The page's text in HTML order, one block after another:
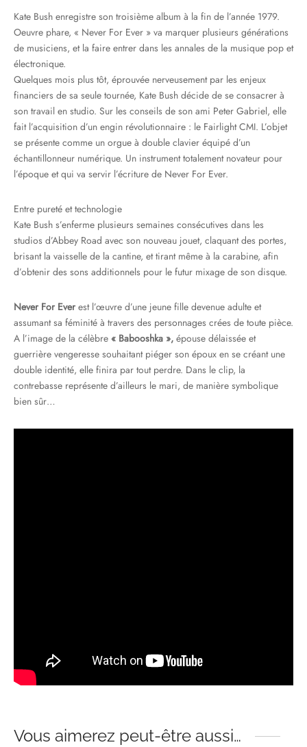
Kate Bush enregistre son troisième album à la fin de l’année 1979.
Oeuvre phare, « Never For Ever » va marquer plusieurs générations
de musiciens, et la faire entrer dans les annales de la musique pop et
électronique.
Quelques mois plus tôt, éprouvée nerveusement par les enjeux
financiers de sa seule tournée, Kate Bush décide de se consacrer à
son travail en studio. Sur les conseils de son ami Peter Gabriel, elle
fait l’acquisition d’un engin révolutionnaire : le Fairlight CMI. L’objet
se présente comme un orgue à double clavier équipé d’un
échantillonneur numérique. Un instrument totalement novateur pour
l’époque et qui va servir l’écriture de Never For Ever.
Entre pureté et technologie
Kate Bush s’enferme plusieurs semaines consécutives dans les
studios d’Abbey Road avec son nouveau jouet, claquant des portes,
brisant la vaisselle de la cantine, et tirant même à la carabine, afin
d’obtenir des sons additionnels pour le futur mixage de son disque.
Never For Everest l’œuvre d’une jeune fille devenue adulte et
assumant sa féminité à travers des personnages crées de toute pièce.
A l’image de la célèbre « Babooshka », épouse délaissée et
guerrière vengeresse souhaitant piéger son époux en se créant une
double identité, elle finira par tout perdre. Dans le clip, la
contrebasse représente d’ailleurs le mari, de manière symbolique
bien sûr…
Vous aimerez peut-être aussi…